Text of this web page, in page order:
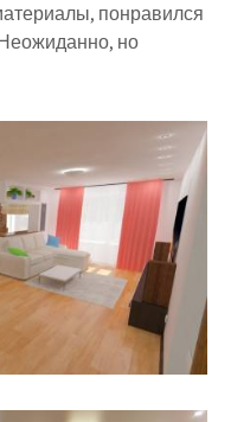
понравился
но